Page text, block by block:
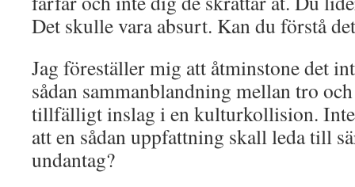
Det skulle vara absurt. Kan du förstå
Jag föreställer mig att åtminstone det
sådan sammanblandning mellan tro
tillfälligt inslag i en kulturkollision. Inte
att en sådan uppfattning skall leda till
undantag?